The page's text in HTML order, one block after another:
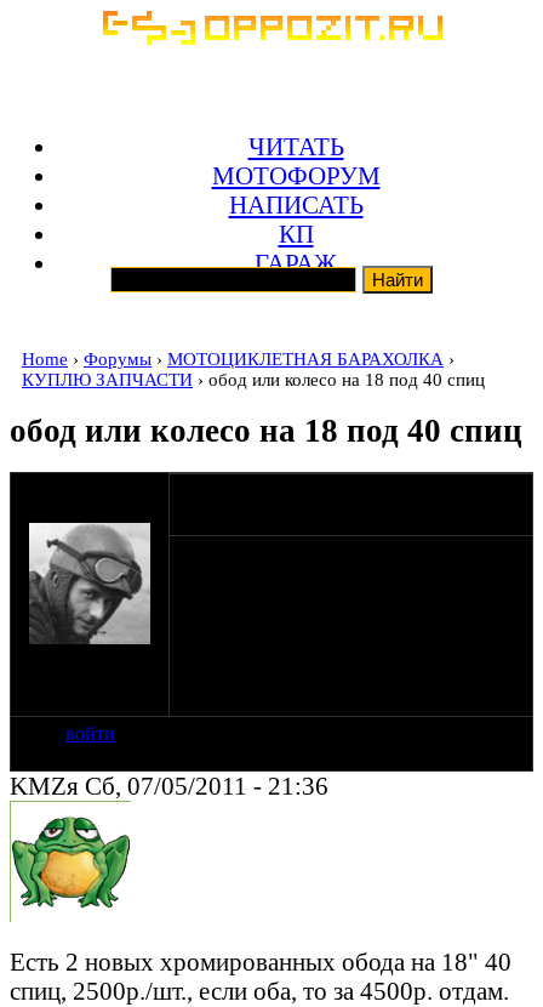
ЧИТАТЬ
МОТОФОРУМ
НАПИСАТЬ
КП
ГАРАЖ
Home › Форумы › МОТОЦИКЛЕТНАЯ БАРАХОЛКА ›
КУПЛЮ ЗАПЧАСТИ › обод или колесо на 18 под 40 спиц
обод или колесо на 18 под 40 спиц
войти
KMZя Сб, 07/05/2011 - 21:36
Есть 2 новых хромированных обода на 18" 40
спиц, 2500р./шт., если оба, то за 4500р. отдам.